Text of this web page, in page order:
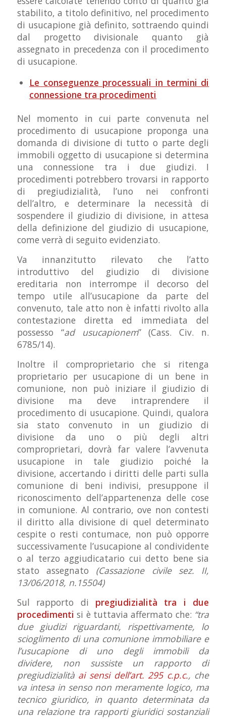
stabilito, a titolo definitivo, nel procedimento
di usucapione già definito, sottraendo quindi
dal progetto divisionale quanto già
assegnato in precedenza con il procedimento
di usucapione.
Le conseguenze processuali in termini di
connessione tra procedimenti
Nel momento in cui parte convenuta nel
procedimento di usucapione proponga una
domanda di divisione di tutto o parte degli
immobili oggetto di usucapione si determina
una connessione tra i due giudizi. I
procedimenti potrebbero trovarsi in rapporto
di pregiudizialità, l’uno nei confronti
dell’altro, e determinare la necessità di
sospendere il giudizio di divisione, in attesa
della definizione del giudizio di usucapione,
come verrà di seguito evidenziato.
Va innanzitutto rilevato che l’atto
introduttivo del giudizio di divisione
ereditaria non interrompe il decorso del
tempo utile all’usucapione da parte del
convenuto, tale atto non è infatti rivolto alla
contestazione diretta ed immediata del
possesso “ad usucapionem” (Cass. Civ. n.
6785/14).
Inoltre il comproprietario che si ritenga
proprietario per usucapione di un bene in
comunione, non può iniziare il giudizio di
divisione ma deve intraprendere il
procedimento di usucapione. Quindi, qualora
sia stato convenuto in un giudizio di
divisione da uno o più degli altri
comproprietari, dovrà far valere l’avvenuta
usucapione in tale giudizio poiché la
divisione, accertando i diritti delle parti sulla
comunione di beni indivisi, presuppone il
riconoscimento dell’appartenenza delle cose
in comunione. Al contrario, ove non contesti
il diritto alla divisione di quel determinato
cespite o resti contumace, non può opporre
successivamente l’usucapione al condividente
o al terzo aggiudicatario cui detto bene sia
stato assegnato (Cassazione civile sez. II,
13/06/2018, n.15504)
Sul rapporto di pregiudizialità tra i due
procedimenti si è tuttavia affermato che: “tra
due giudizi riguardanti, rispettivamente, lo
scioglimento di una comunione immobiliare e
l’usucapione di uno degli immobili da
dividere, non sussiste un rapporto di
pregiudizialità ai sensi dell’art. 295 c.p.c., che
va intesa in senso non meramente logico, ma
tecnico giuridico, in quanto determinata da
una relazione tra rapporti giuridici sostanziali